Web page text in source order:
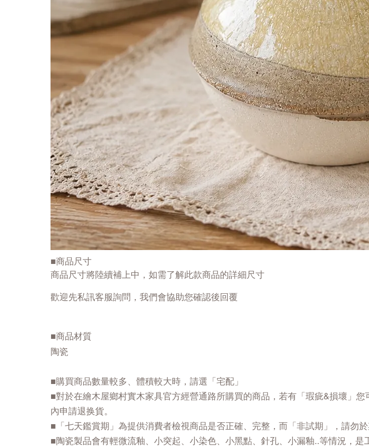
■商品尺寸
商品尺寸將陸續補上中，如需了解此款商品的詳細尺寸
歡迎先私訊客服詢問，我們會協助您確認後回覆
■商品材質
陶瓷
■購買商品數量較多、體積較大時，請選「宅配」
■對於在繪木屋鄉村實木家具官方經營通路所購買的商品，若有「瑕疵&損壞」
內申請退换貨。
■「七天鑑賞期」為提供消費者檢視商品是否正確、完整，而「非試期」，請勿於
■陶瓷製品會有輕微流釉、小突起、小染色、小黑點、針孔、小漏釉..等情況，